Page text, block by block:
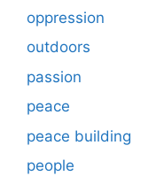
oppression
outdoors
passion
peace
peace building
people